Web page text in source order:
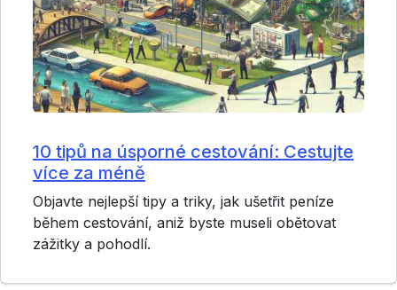
10 tipů na úsporné cestování: Cestujte
více za méně
Objavte nejlepší tipy a triky, jak ušetřit peníze
během cestování, aniž byste museli obětovat
zážitky a pohodlí.